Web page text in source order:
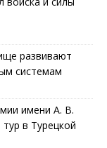
развивают
системам
имени А. В.
в Турецкой